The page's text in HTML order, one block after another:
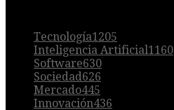
Tecnología1205
Inteligencia Artificial1160
Software630
Sociedad626
Mercado445
Innovación436